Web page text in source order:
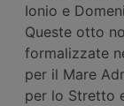
Ionio e
Queste otto
formalizzate
per il Mare
per lo Stretto